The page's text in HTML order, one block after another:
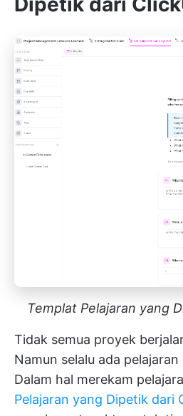
Templat Pelajaran yang
Tidak semua proyek
Namun selalu ada
Dalam hal merekam
Pelajaran yang Dipetik dari